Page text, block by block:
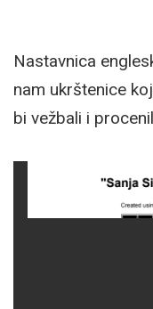
Nastavnica
nam ukrštenice
bi vežbali i